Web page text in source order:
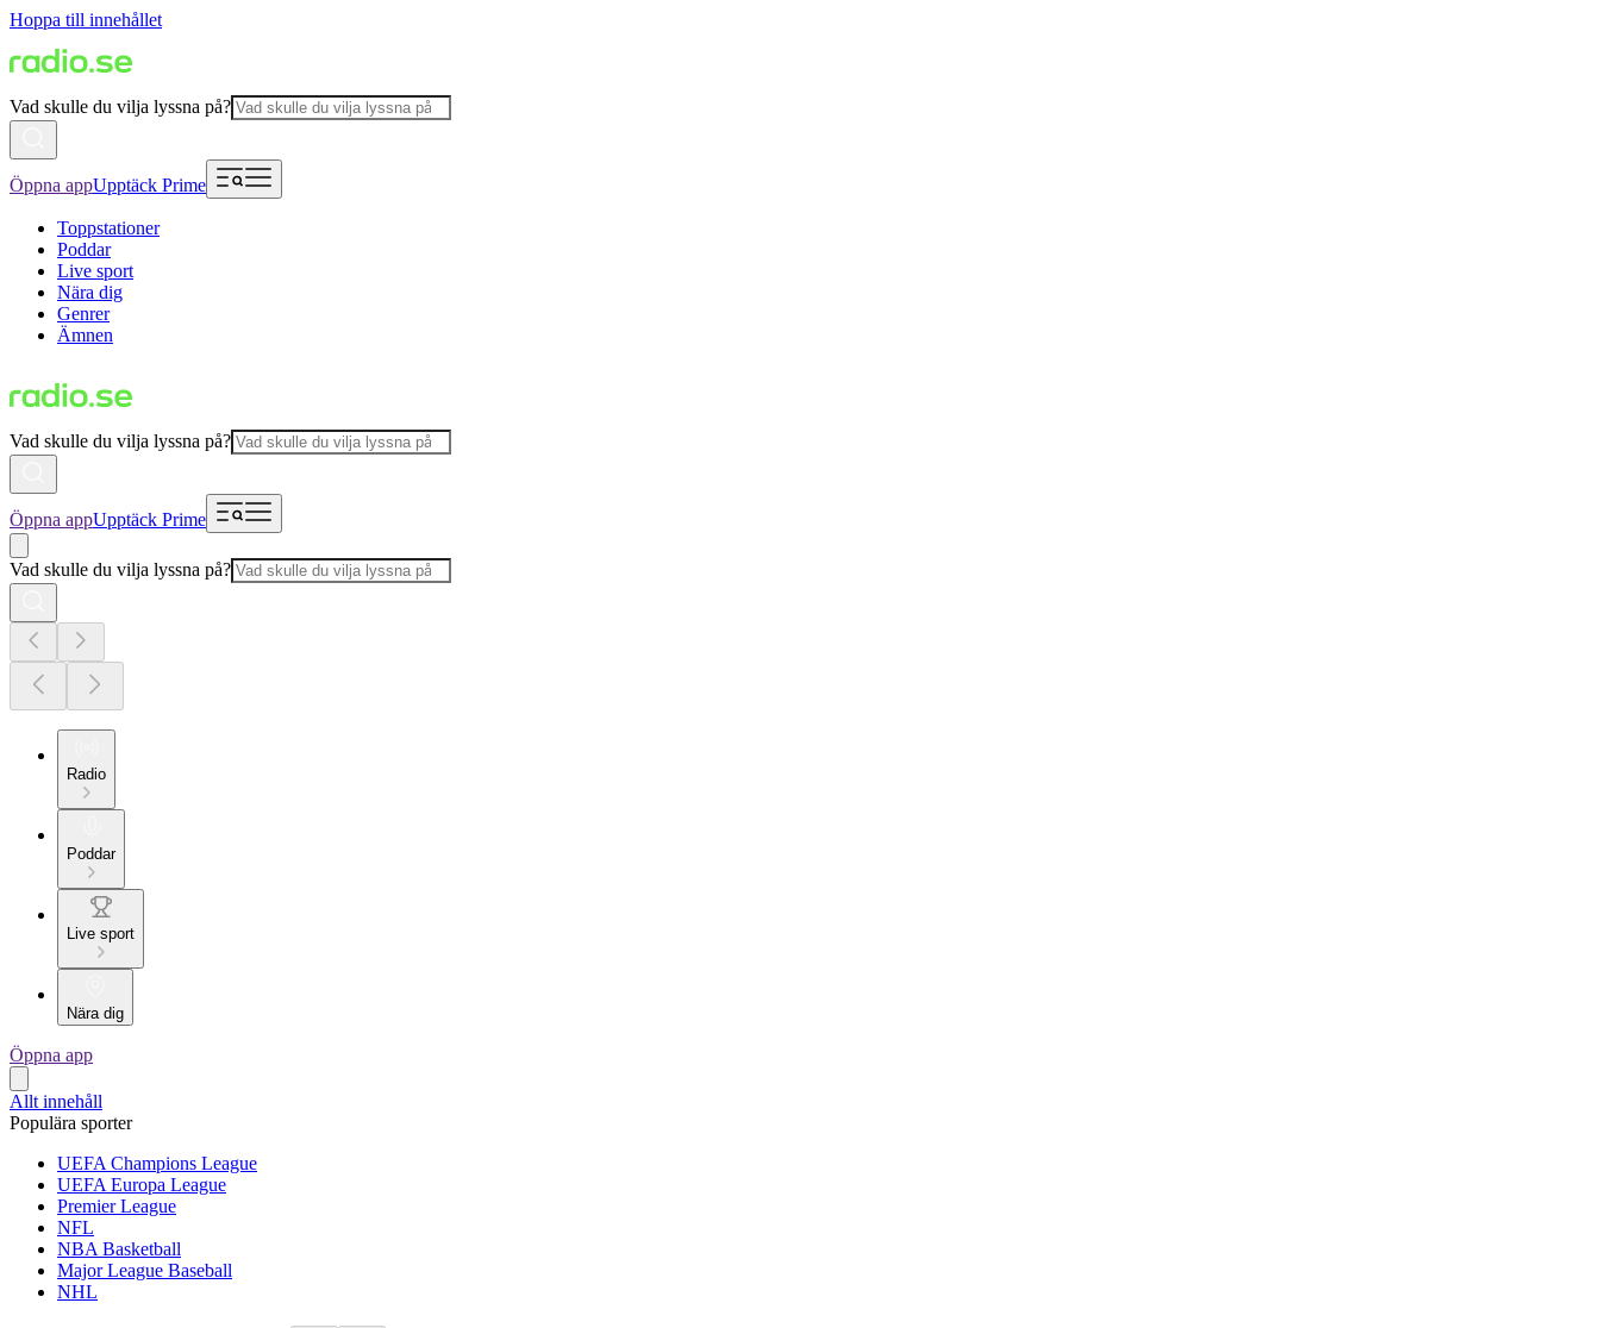
Hoppa till innehållet
Vad skulle du vilja lyssna på?
Öppna appUpptäck Prime
Toppstationer
Poddar
Live sport
Nära dig
Genrer
Ämnen
Vad skulle du vilja lyssna på?
Öppna appUpptäck Prime
Vad skulle du vilja lyssna på?
Radio
Poddar
Live sport
Nära dig
Öppna app
Allt innehåll
Populära sporter
UEFA Champions League
UEFA Europa League
Premier League
NFL
NBA Basketball
Major League Baseball
NHL